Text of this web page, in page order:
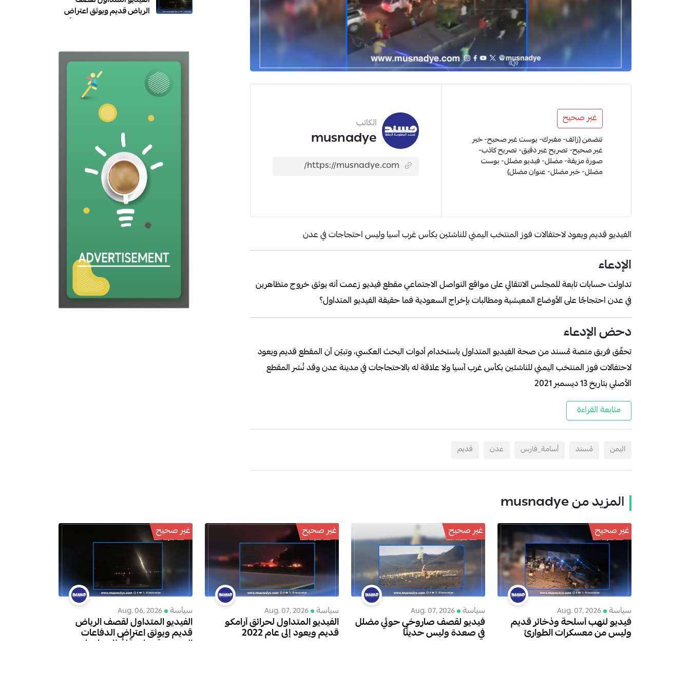
غير صحيح
تتضمن (زائف- مفبرك- بوست غير صحيح- خبر
غير صحيح- تصريح غير دقيق- تصريح كاذب-
صورة مزيفة- مضلل- فيديو مضلل- بوست
مضلل- خبر مضلل- عنوان مضلل)
الكاتب
musnadye
الفيديو قديم ويعود لاحتفالات فوز المنتخب اليمني للناشئين بكأس غرب آسيا وليس احتجاجات في عدن
الإدعاء
تداولت حسابات تابعة للمجلس الانتقالي على مواقع التواصل الاجتماعي مقطع فيديو زعمت أنه يوثق خروج متظاهرين
في عدن احتجاجًا على الأوضاع المعيشية ومطالبات بإخراج السعودية فما حقيقة الفيديو المتداول؟
دحض الإدعاء
تحقّق فريق منصة مُسند من صحة الفيديو المتداول باستخدام أدوات البحث العكسي، وتبيّن أن المقطع قديم ويعود
لاحتفالات فوز المنتخب اليمني للناشئين بكأس غرب آسيا ولا علاقة له بالاحتجاجات في مدينة عدن وقد نُشر المقطع
الأصلي بتاريخ 13 ديسمبر 2021
متابعة القراءة
اليمن مُسند أسامة_فارس عدن قديم
الرياض قديم ويوثق اعتراض
المزيد من musnadye
غير صحيح
سياسة Aug. 07, 2026
فيديو لنهب أسلحة وذخائر قديم
وليس من معسكرات الطوارئ
غير صحيح
سياسة Aug. 07, 2026
فيديو لقصف صاروخي حوثي مضلل
في صعدة وليس حديثًا
غير صحيح
سياسة Aug. 07, 2026
الفيديو المتداول لحرائق أرامكو
قديم ويعود إلى عام 2022
غير صحيح
سياسة Aug. 06, 2026
الفيديو المتداول لقصف الرياض
قديم ويوثق اعتراض الدفاعات
السعودية صاروخًا أُطلق باتجاه